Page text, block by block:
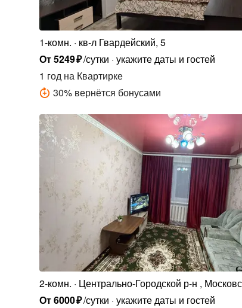
1-комн.
кв-л Гвардейский, 5
От5249₽/сутки укажите даты и гостей
1 годна Квартирке
30% вернётся бонусами
2-комн.
Центрально-Городской р-н ,
2
От6000₽/сутки укажите даты и гостей